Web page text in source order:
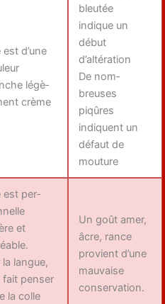
est d’une
légè­
crème
bleu­tée
indique un
début
d’altération
De nom­
breuses
piqûres
indiquent un
défaut de
mouture
est per­
et
la langue,
fait pen­ser
la colle
Un goût amer,
âcre, rance
pro­vient d’une
mau­vaise
conservation.